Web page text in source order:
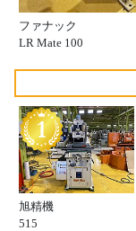
ファナック
LR Mate 100
旭精機
515